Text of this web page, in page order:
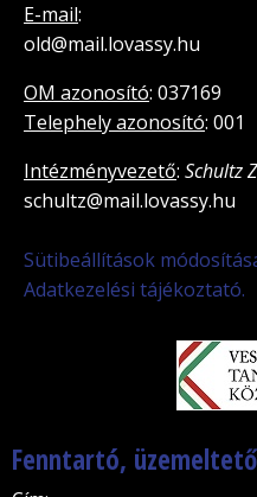
E-mail:
old@mail.lovassy.hu
OM azonosító: 037169
Telephely azonosító: 001
Intézményvezető: Schultz
schultz@mail.lovassy.hu
Sütibeállítások
Adatkezelési tájékoztató.
Fenntartó, üzemeltető